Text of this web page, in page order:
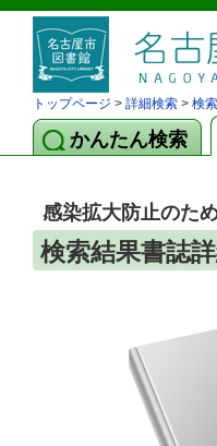
トップページ > 詳細検索 > 検
かんたん検索
感染拡大防止のた
検索結果書誌